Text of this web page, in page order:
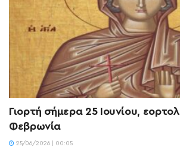
Γιορτή σήμερα 25 Ιουνίου,
Φεβρωνία
25/06/2026 | 00:05